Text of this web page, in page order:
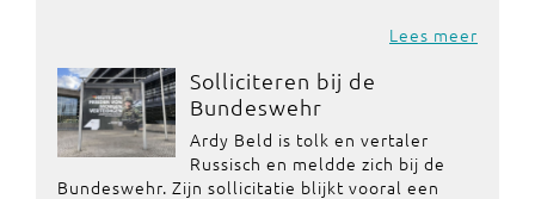
Lees meer
Solliciteren bij de
Bundeswehr
Ardy Beld is tolk en vertaler
Russisch en meldde zich bij de
Bundeswehr. Zijn sollicitatie blijkt vooral een